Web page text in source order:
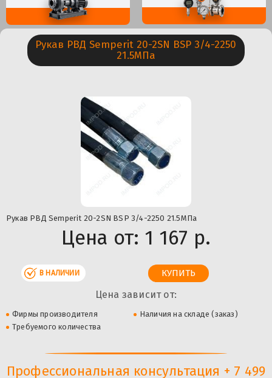
Рукав РВД Semperit 20-2SN BSP 3/4-2250
21.5МПа
Рукав РВД Semperit 20-2SN BSP 3/4-2250 21.5МПа
Цена от: 1 167 р.
В НАЛИЧИИ
Цена зависит от:
Фирмы производителя
Наличия на складе (заказ)
Требуемого количества
Профессиональная консультация + 7 499